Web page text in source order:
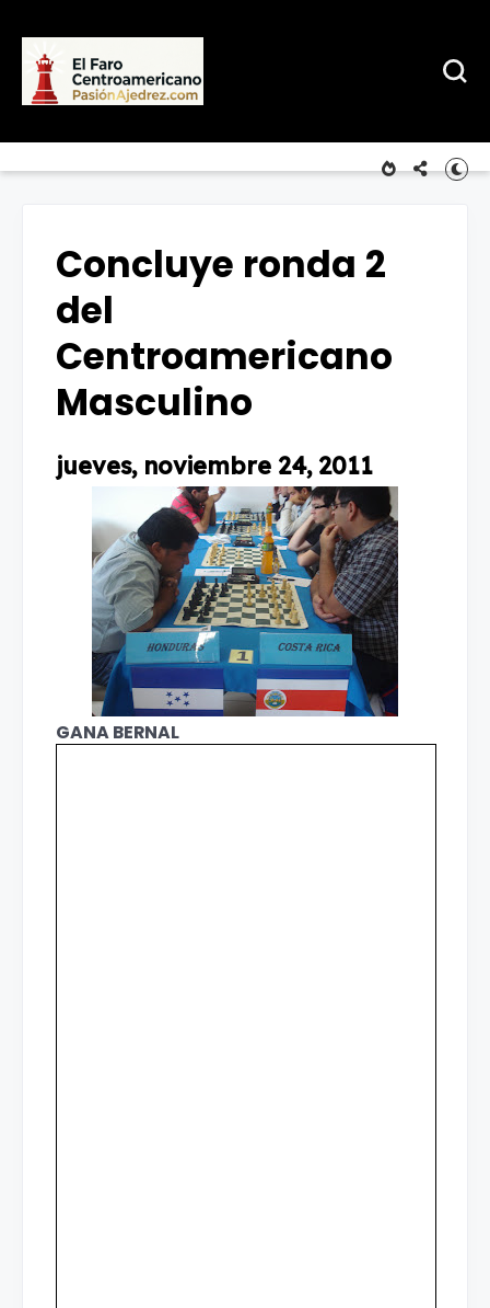
Concluye ronda 2
del
Centroamericano
Masculino
jueves, noviembre 24, 2011
GANA BERNAL